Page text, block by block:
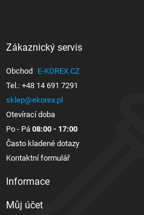
Zákaznický servis
Obchod
E-KOREX.CZ
Tel.: +48 14 691 7291
sklep@ekorex.pl
Otevírací doba
Po - Pá 08:00 - 17:00
Často kladené dotazy
Kontaktní formulář
Informace
Můj účet